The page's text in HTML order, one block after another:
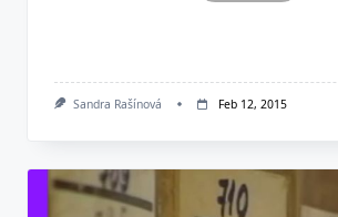
Sandra Rašínová Feb 12, 2015